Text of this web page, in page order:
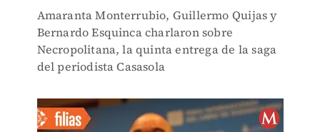
Amaranta Monterrubio, Guillermo Quijas y
Bernardo Esquinca charlaron sobre
Necropolitana, la quinta entrega de la saga
del periodista Casasola